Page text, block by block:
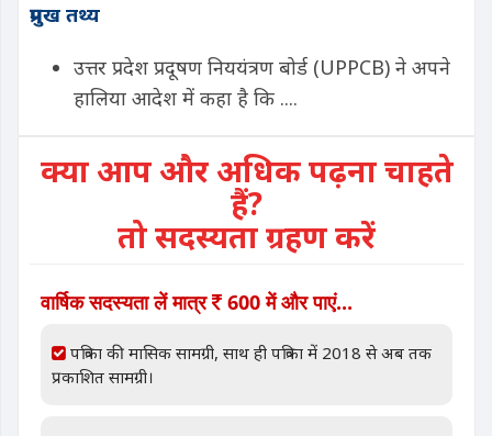
प्रमुख तथ्य
उत्तर प्रदेश प्रदूषण निययंत्रण बोर्ड (UPPCB) ने अपने
हालिया आदेश में कहा है कि ....
क्या आप और अधिक पढ़ना चाहते
हैं?
तो सदस्यता ग्रहण करें
वार्षिक सदस्यता लें मात्र 600 में और पाएं...
पत्रिका की मासिक सामग्री, साथ ही पत्रिका में 2018 से अब तक
प्रकाशित सामग्री।